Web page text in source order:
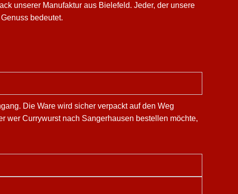
unserer Manufaktur aus Bielefeld. Jeder, der unsere
bedeutet.
Die Ware wird sicher verpackt auf den Weg
wer Currywurst nach Sangerhausen bestellen möchte,